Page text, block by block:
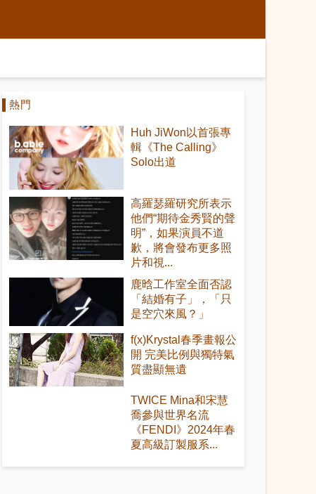
熱門
Huh JiWon以首張專
輯《The Calling》
Solo出道
高羅瑟羅研究所表示
他們“期待金秀賢的聲
明”，如果演員不道
歉，將會發布更多照
片和視...
鹿晗工作室全面否認
「結婚有子」，「只
是空穴來風？」
f(x)Krystal春季畫報公
開 完美比例與獨特氣
質盡顯無遺
TWICE Mina和宋慧
喬參與世界名流
《FENDI》2024年春
夏高級訂製服系...